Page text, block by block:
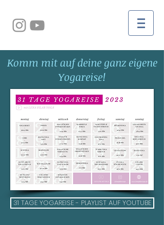
Komm mit auf deine ganz eigene
Yogareise!
31 TAGE YOGAREISE - PLAYLIST AUF YOUTUBE